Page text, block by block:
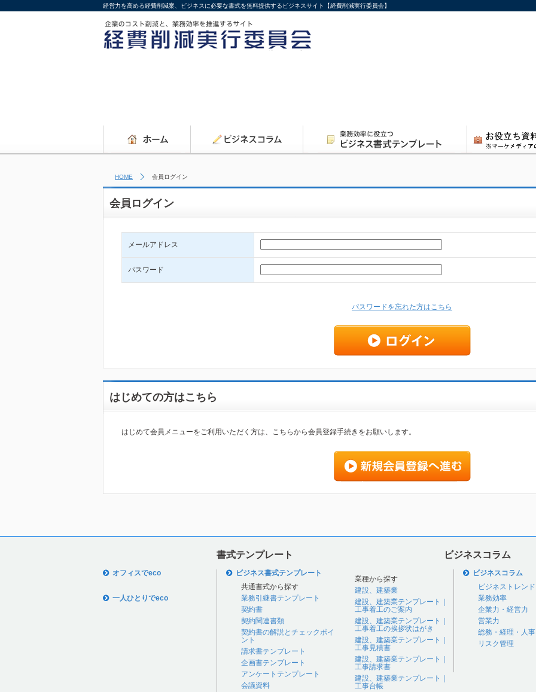
経営力を高める経費削減案、ビジネスに必要な書式を無料提供するビジネスサイト【経費削減実行委員会】
HOME 会員ログイン
会員ログイン
メールアドレス
パスワード
パスワードを忘れた方はこちら
はじめての方はこちら
はじめて会員メニューをご利用いただく方は、こちらから会員登録手続きをお願いします。
書式テンプレート ビジネスコラム
オフィスでeco
一人ひとりでeco
ビジネス書式テンプレート
共通書式から探す
業務引継書テンプレート
契約書
契約関連書類
契約書の解説とチェックポイ
ント
請求書テンプレート
企画書テンプレート
アンケートテンプレート
会議資料
業種から探す
建設、建築業
建設、建築業テンプレート｜
工事着工のご案内
建設、建築業テンプレート｜
工事着工の挨拶状はがき
建設、建築業テンプレート｜
工事見積書
建設、建築業テンプレート｜
工事請求書
建設、建築業テンプレート｜
工事台帳
ビジネスコラム
ビジネストレンド
業務効率
企業力・経営力
営業力
総務・経理・人事
リスク管理